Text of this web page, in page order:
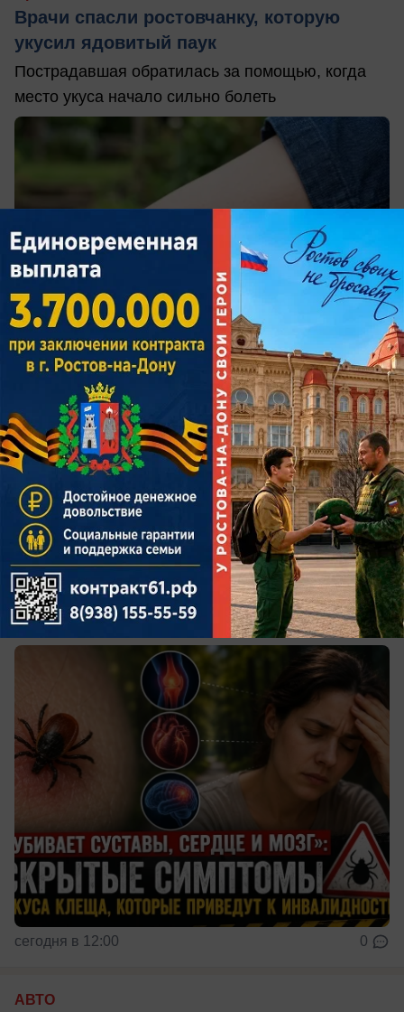
Врачи спасли ростовчанку, которую
укусил ядовитый паук
Пострадавшая обратилась за помощью, когда
место укуса начало сильно болеть
сегодня в 12:35 2
Общество
«Убивает суставы, сердце и мозг»:
скрытые симптомы укуса клеща,
которые могут привести к инвалидности
Инфекции, переносимые паразитами,
маскируются под обычную простуду или
переутомление
сегодня в 12:00 0
АВТО